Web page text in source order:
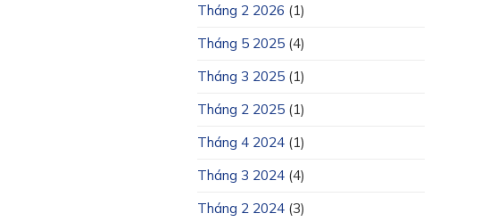
Tháng 2 2026 (1)
Tháng 5 2025 (4)
Tháng 3 2025 (1)
Tháng 2 2025 (1)
Tháng 4 2024 (1)
Tháng 3 2024 (4)
Tháng 2 2024 (3)